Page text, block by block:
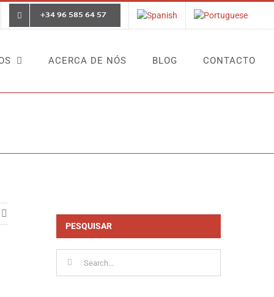
+34 96 585 64 57
ACERCA DE NÓS BLOG CONTACTO
PESQUISAR